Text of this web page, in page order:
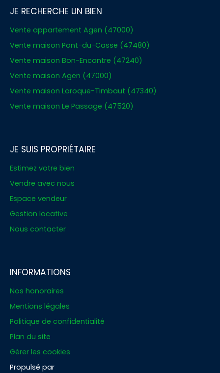
JE RECHERCHE UN BIEN
Vente appartement Agen (47000)
Vente maison Pont-du-Casse (47480)
Vente maison Bon-Encontre (47240)
Vente maison Agen (47000)
Vente maison Laroque-Timbaut (47340)
Vente maison Le Passage (47520)
JE SUIS PROPRIÉTAIRE
Estimez votre bien
Vendre avec nous
Espace vendeur
Gestion locative
Nous contacter
INFORMATIONS
Nos honoraires
Mentions légales
Politique de confidentialité
Plan du site
Gérer les cookies
Propulsé par